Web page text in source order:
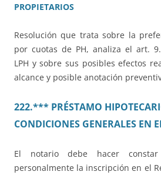
PROPIETARIOS
Resolución que trata sobre la
por cuotas de PH, analiza el art.
LPH y sobre sus posibles efectos
alcance y posible anotación
222.*** PRÉSTAMO
CONDICIONES GENERALES EN
El notario debe hacer
personalmente la inscripción en el